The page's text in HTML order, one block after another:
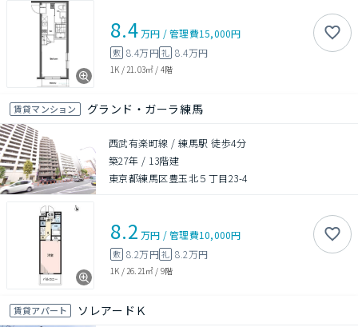
8.4万円 /管理費15,000円
敷 8.4万円礼 8.4万円
1K / 21.03㎡ / 4階
賃貸マンション グランド・ガーラ練馬
西武有楽町線 / 練馬駅 徒歩4分
築27年 / 13階建
東京都練馬区豊玉北５丁目23-4
8.2 万円 /管理費10,000円
敷 8.2万円礼 8.2万円
1K / 26.21㎡ / 9階
賃貸アパート ソレアードＫ